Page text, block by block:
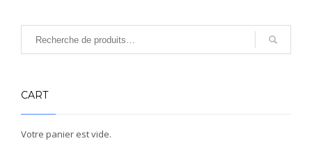
CART
Votre panier est vide.